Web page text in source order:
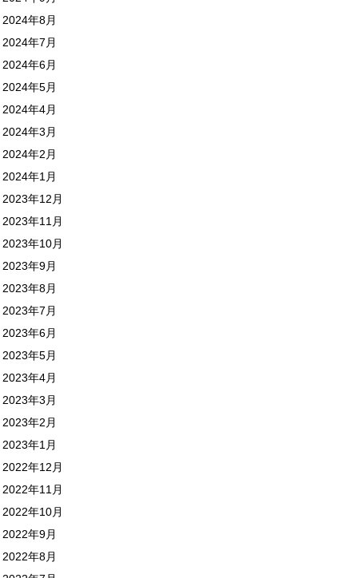
2024年8月
2024年7月
2024年6月
2024年5月
2024年4月
2024年3月
2024年2月
2024年1月
2023年12月
2023年11月
2023年10月
2023年9月
2023年8月
2023年7月
2023年6月
2023年5月
2023年4月
2023年3月
2023年2月
2023年1月
2022年12月
2022年11月
2022年10月
2022年9月
2022年8月